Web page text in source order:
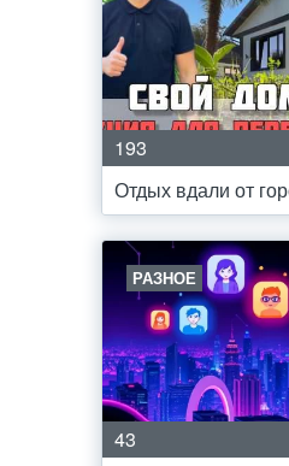
193
Отдых вдали от
РАЗНОЕ
43